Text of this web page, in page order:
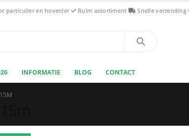
particulier en hovenier Ruim assortiment Snelle verzending
INFORMATIE BLOG CONTACT